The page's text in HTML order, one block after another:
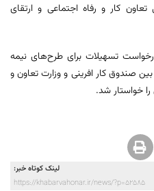
تعاون کار و رفاه اجتماعی و ارتقای
تسهیلات برای طرح‌های نیمه
بین صندوق کار افرینی و وزارت تعاون و
خواستار شد.
لینک کوتاه خبر:
https://khabarvahonar.ir/news/?p=52585